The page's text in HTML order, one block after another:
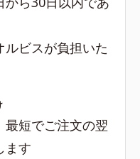
ビスが負担いた
最短でご注文の翌
ます